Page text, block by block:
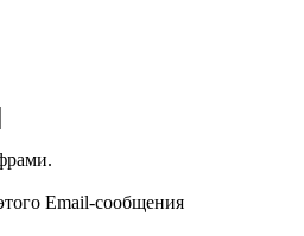
Email-сообщения